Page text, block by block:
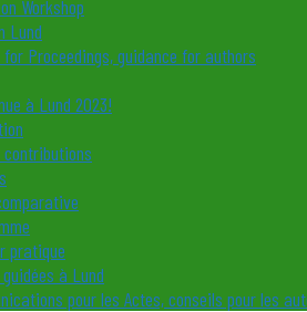
Workshop
Lund
for Proceedings, guidance for authors
à Lund 2023!
contributions
pratique
à Lund
pour les Actes, conseils pour les